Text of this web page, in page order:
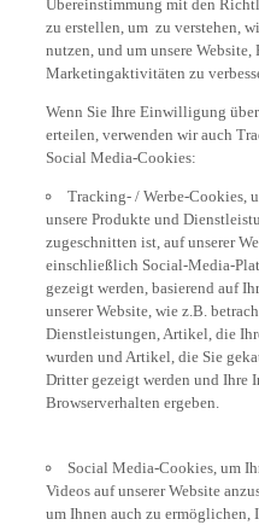
Übereinstimmung mit den
zu erstellen, um zu verstehen,
nutzen, und um unsere
Marketingaktivitäten zu
Wenn Sie Ihre Einwilligung
erteilen, verwenden wir auch
Social Media-Cookies:
Tracking- / Werbe-Cookies,
unsere Produkte und
zugeschnitten ist, auf unserer
einschließlich Social-Media-
gezeigt werden, basierend auf
unserer Website, wie z.B.
Dienstleistungen, Artikel, die
wurden und Artikel, die Sie
Dritter gezeigt werden und Ihre
Browserverhalten ergeben.
Social Media-Cookies, um
Videos auf unserer Website
um Ihnen auch zu ermöglichen,